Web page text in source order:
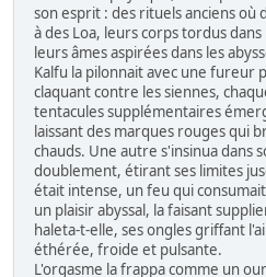
son esprit : des rituels anciens où
à des Loa, leurs corps tordus
leurs âmes aspirées dans les
Kalfu la pilonnait avec une fureur
claquant contre les siennes,
tentacules supplémentaires
laissant des marques rouges qui
chauds. Une autre s'insinua dans
doublement, étirant ses limites
était intense, un feu qui
un plaisir abyssal, la faisant
haleta-t-elle, ses ongles griffant
éthérée, froide et pulsante.
L'orgasme la frappa comme un